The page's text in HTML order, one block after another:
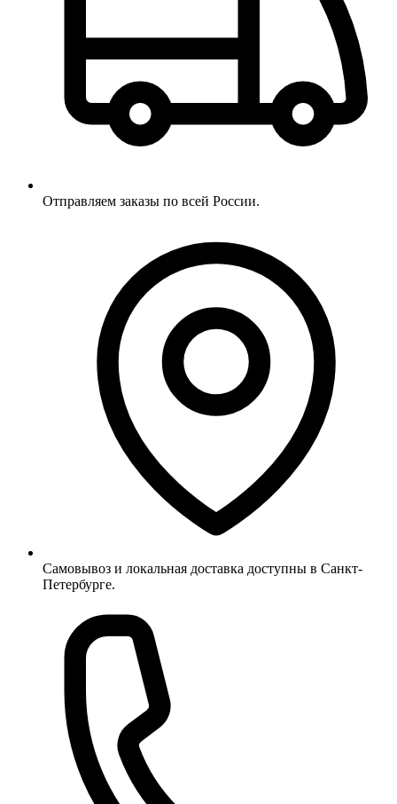
Отправляем заказы по всей России.
Самовывоз и локальная доставка доступны в Санкт-
Петербурге.